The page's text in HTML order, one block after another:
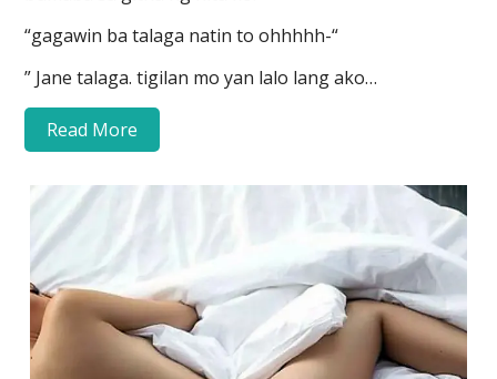
“gagawin ba talaga natin to ohhhhh-“
” Jane talaga. tigilan mo yan lalo lang ako…
Read More